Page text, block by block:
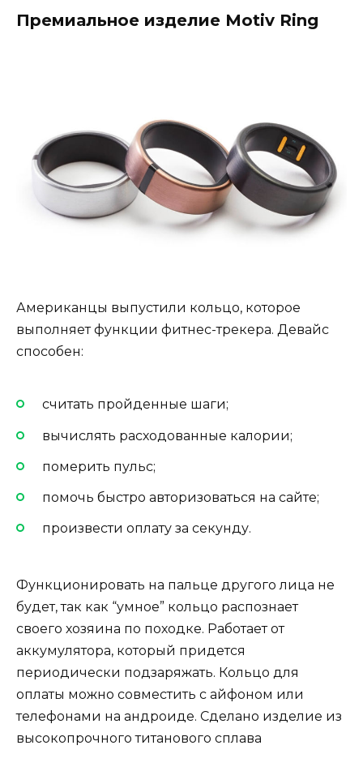
Премиальное изделие Motiv Ring
Американцы выпустили кольцо, которое
выполняет функции фитнес-трекера. Девайс
способен:
считать пройденные шаги;
вычислять расходованные калории;
померить пульс;
помочь быстро авторизоваться на сайте;
произвести оплату за секунду.
Функционировать на пальце другого лица не
будет, так как “умное” кольцо распознает
своего хозяина по походке. Работает от
аккумулятора, который придется
периодически подзаряжать. Кольцо для
оплаты можно совместить с айфоном или
телефонами на андроиде. Сделано изделие из
высокопрочного титанового сплава